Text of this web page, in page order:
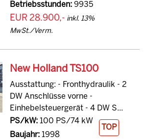
Betriebsstunden:9935
EUR 28.900,- inkl. 13%
MwSt./Verm.
New Holland TS100
Ausstattung: - Fronthydraulik - 2
DW Anschlüsse vorne -
Einhebelsteuergerät - 4 DW S...
PS/kW:100 PS/74 kW
Baujahr:1998
TOP